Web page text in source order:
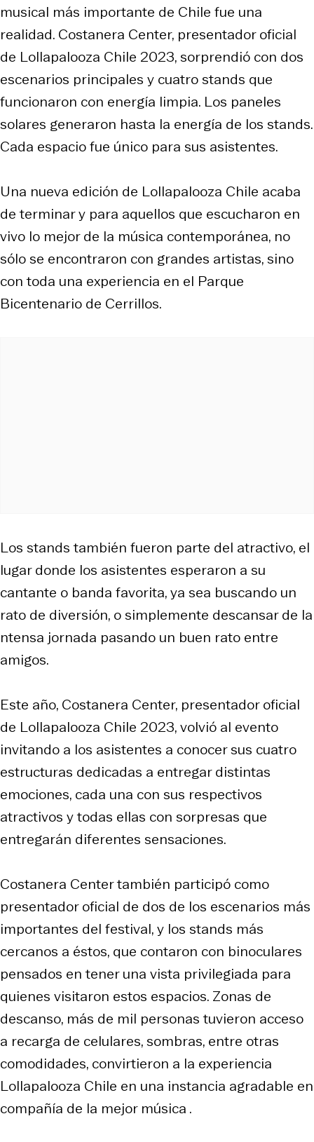
musical más importante de Chile fue una
realidad. Costanera Center, presentador oficial
de Lollapalooza Chile 2023, sorprendió con dos
escenarios principales y cuatro stands que
funcionaron con energía limpia. Los paneles
solares generaron hasta la energía de los stands.
Cada espacio fue único para sus asistentes.
Una nueva edición de Lollapalooza Chile acaba
de terminar y para aquellos que escucharon en
vivo lo mejor de la música contemporánea, no
sólo se encontraron con grandes artistas, sino
con toda una experiencia en el Parque
Bicentenario de Cerrillos.
Los stands también fueron parte del atractivo, el
lugar donde los asistentes esperaron a su
cantante o banda favorita, ya sea buscando un
rato de diversión, o simplemente descansar de la
ntensa jornada pasando un buen rato entre
amigos.
Este año, Costanera Center, presentador oficial
de Lollapalooza Chile 2023, volvió al evento
invitando a los asistentes a conocer sus cuatro
estructuras dedicadas a entregar distintas
emociones, cada una con sus respectivos
atractivos y todas ellas con sorpresas que
entregarán diferentes sensaciones.
Costanera Center también participó como
presentador oficial de dos de los escenarios más
importantes del festival, y los stands más
cercanos a éstos, que contaron con binoculares
pensados en tener una vista privilegiada para
quienes visitaron estos espacios. Zonas de
descanso, más de mil personas tuvieron acceso
a recarga de celulares, sombras, entre otras
comodidades, convirtieron a la experiencia
Lollapalooza Chile en una instancia agradable en
compañía de la mejor música .